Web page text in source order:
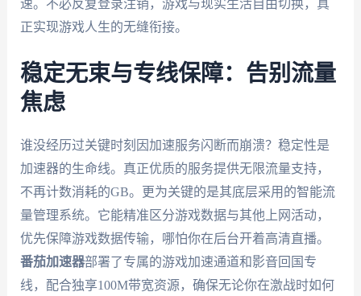
速。不必反复登录注销，游戏与现实生活自由切换，真
正实现游戏人生的无缝衔接。
稳定无束与专线保障：告别流量
焦虑
谁没经历过关键时刻因加速服务闪断而崩溃？稳定性是
加速器的生命线。真正优质的服务提供无限流量支持，
不再计数消耗的GB。更为关键的是其底层采用的智能流
量管理系统。它能精准区分游戏数据与其他上网活动，
优先保障游戏数据传输，哪怕你在后台开着高清直播。
番茄加速器部署了专属的游戏加速通道和影音回国专
线，配合独享100M带宽资源，确保无论你在激战时如何